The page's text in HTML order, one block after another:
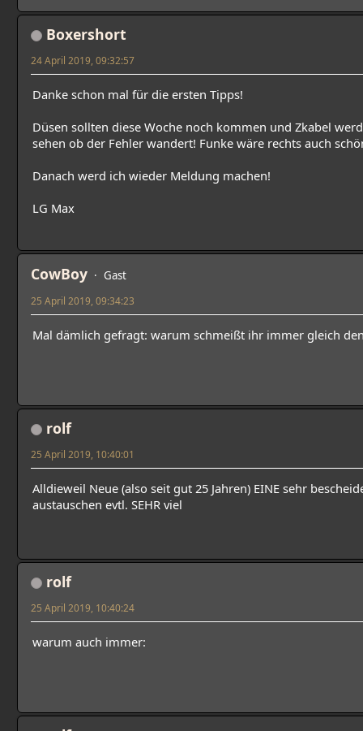
Boxershort
24 April 2019, 09:32:57
Danke schon mal für die ersten Tipps!
Düsen sollten diese Woche noch kommen und Zkabel
sehen ob der Fehler wandert! Funke wäre rechts auch
Danach werd ich wieder Meldung machen!
LG Max
CowBoy Gast
25 April 2019, 09:34:23
Mal dämlich gefragt: warum schmeißt ihr immer gleich
rolf
25 April 2019, 10:40:01
Alldieweil Neue (also seit gut 25 Jahren) EINE sehr
austauschen evtl. SEHR viel
rolf
25 April 2019, 10:40:24
warum auch immer: